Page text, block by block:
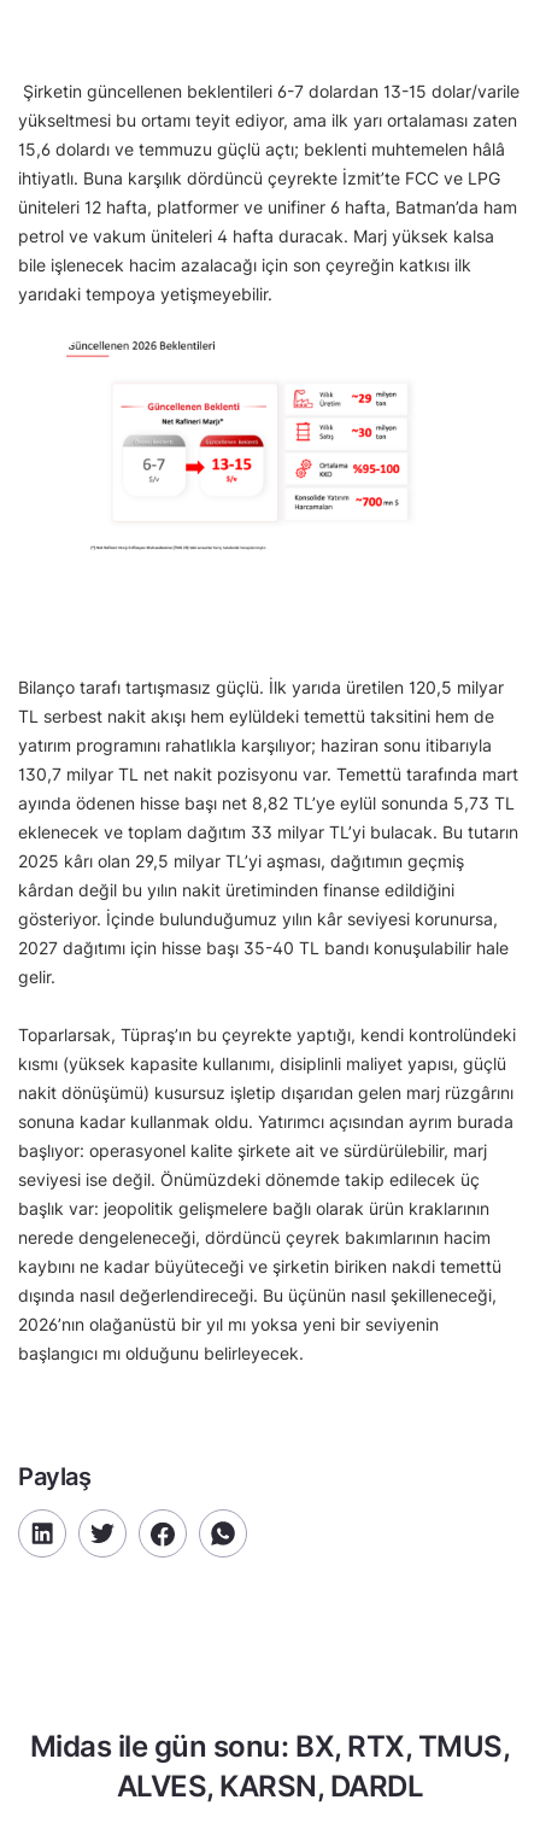
Şirketin güncellenen beklentileri 6-7 dolardan 13-15 dolar/varile
yükseltmesi bu ortamı teyit ediyor, ama ilk yarı ortalaması zaten
15,6 dolardı ve temmuzu güçlü açtı; beklenti muhtemelen hâlâ
ihtiyatlı. Buna karşılık dördüncü çeyrekte İzmit’te FCC ve LPG
üniteleri 12 hafta, platformer ve unifiner 6 hafta, Batman’da ham
petrol ve vakum üniteleri 4 hafta duracak. Marj yüksek kalsa
bile işlenecek hacim azalacağı için son çeyreğin katkısı ilk
yarıdaki tempoya yetişmeyebilir.
Bilanço tarafı tartışmasız güçlü. İlk yarıda üretilen 120,5 milyar
TL serbest nakit akışı hem eylüldeki temettü taksitini hem de
yatırım programını rahatlıkla karşılıyor; haziran sonu itibarıyla
130,7 milyar TL net nakit pozisyonu var. Temettü tarafında mart
ayında ödenen hisse başı net 8,82 TL’ye eylül sonunda 5,73 TL
eklenecek ve toplam dağıtım 33 milyar TL’yi bulacak. Bu tutarın
2025 kârı olan 29,5 milyar TL’yi aşması, dağıtımın geçmiş
kârdan değil bu yılın nakit üretiminden finanse edildiğini
gösteriyor. İçinde bulunduğumuz yılın kâr seviyesi korunursa,
2027 dağıtımı için hisse başı 35-40 TL bandı konuşulabilir hale
gelir.
Toparlarsak, Tüpraş’ın bu çeyrekte yaptığı, kendi kontrolündeki
kısmı (yüksek kapasite kullanımı, disiplinli maliyet yapısı, güçlü
nakit dönüşümü) kusursuz işletip dışarıdan gelen marj rüzgârını
sonuna kadar kullanmak oldu. Yatırımcı açısından ayrım burada
başlıyor: operasyonel kalite şirkete ait ve sürdürülebilir, marj
seviyesi ise değil. Önümüzdeki dönemde takip edilecek üç
başlık var: jeopolitik gelişmelere bağlı olarak ürün kraklarının
nerede dengeleneceği, dördüncü çeyrek bakımlarının hacim
kaybını ne kadar büyüteceği ve şirketin biriken nakdi temettü
dışında nasıl değerlendireceği. Bu üçünün nasıl şekilleneceği,
2026’nın olağanüstü bir yıl mı yoksa yeni bir seviyenin
başlangıcı mı olduğunu belirleyecek.
Paylaş
Midas ile gün sonu: BX, RTX, TMUS,
ALVES, KARSN, DARDL